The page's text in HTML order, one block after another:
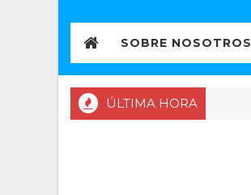
SOBRE NOSOTROS
ÚLTIMA HORA